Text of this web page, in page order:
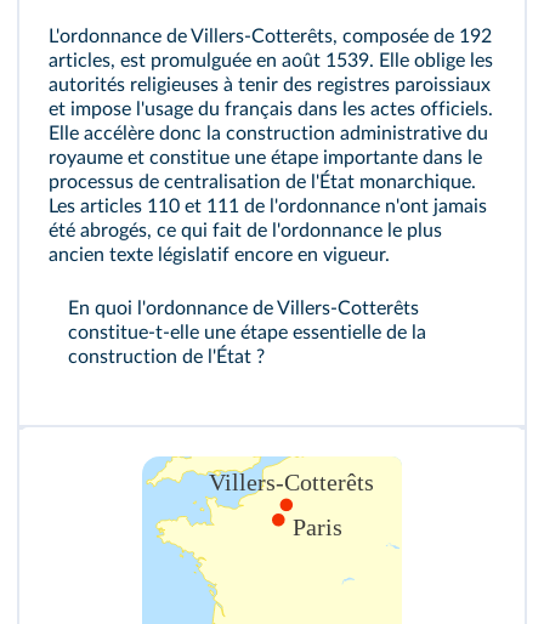
L'ordonnance de Villers-Cotterêts, composée de 192
articles, est promulguée en août 1539. Elle oblige les
autorités religieuses à tenir des registres paroissiaux
et impose l'usage du français dans les actes officiels.
Elle accélère donc la construction administrative du
royaume et constitue une étape importante dans le
processus de centralisation de l'État monarchique.
Les articles 110 et 111 de l'ordonnance n'ont jamais
été abrogés, ce qui fait de l'ordonnance le plus
ancien texte législatif encore en vigueur.
En quoi l'ordonnance de Villers-Cotterêts
constitue‑t‑elle une étape essentielle de la
construction de l'État ?